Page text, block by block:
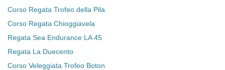
Corso Regata Trofeo della Pila
Corso Regata Chioggiavela
Regata Sea Endurance LA 45
Regata La Duecento
Corso Veleggiata Trofeo Boton